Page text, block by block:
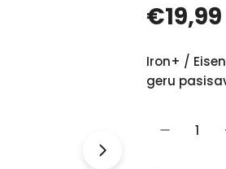
Įprasta
kaina
€19,99
Iron+ /
geru